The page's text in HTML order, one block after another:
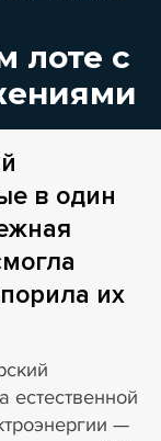
лоте с
в один
их
естественной
—